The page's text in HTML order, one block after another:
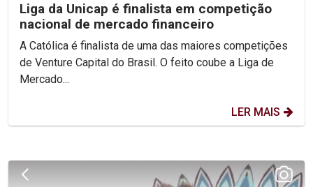
Liga da Unicap é finalista em competição
nacional de mercado financeiro
A Católica é finalista de uma das maiores competições
de Venture Capital do Brasil. O feito coube a Liga de
Mercado...
LER MAIS